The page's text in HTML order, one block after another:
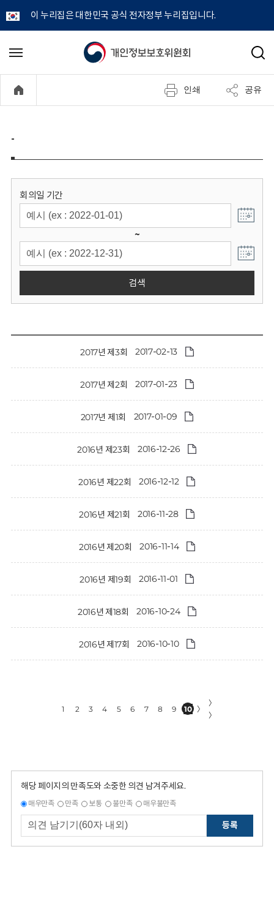
이 누리집은 대한민국 공식 전자정부 누리집입니다.
개
정
보
위
원
회
메
기
검
인쇄 공유
-
회의일 기간
~
검색
2017년 제3회 2017-02-13
2017년 제2회 2017-01-23
2017년 제1회 2017-01-09
2016년 제23회 2016-12-26
2016년 제22회 2016-12-12
2016년 제21회 2016-11-28
2016년 제20회 2016-11-14
2016년 제19회 2016-11-01
2016년 제18회 2016-10-24
2016년 제17회 2016-10-10
1 2 3 4 5 6 7 8 9 10 〉
〉
〉
해당 페이지의 만족도와 소중한 의견 남겨주세요.
매우만족 만족 보통 불만족 매우불만족
등록